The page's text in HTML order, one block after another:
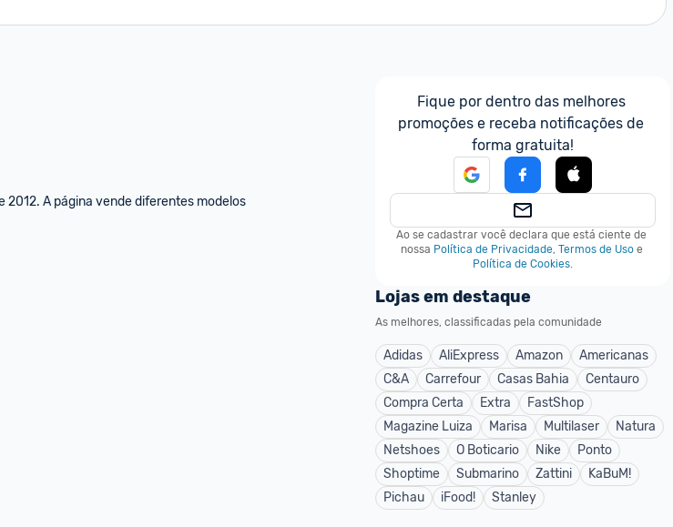
2012. A página vende diferentes modelos
Fique por dentro das melhores
promoções e receba notificações de
forma gratuita!
Ao se cadastrar você declara que está ciente de
nossa Política de Privacidade, Termos de Uso e
Política de Cookies.
Lojas em destaque
As melhores, classificadas pela comunidade
Adidas AliExpress Amazon
Americanas
C&A
Carrefour Casas Bahia
Centauro
Compra Certa
Extra
FastShop
Magazine Luiza
Marisa Multilaser
Natura
Netshoes
O Boticario Nike
Ponto
Shoptime
Submarino Zattini
KaBuM!
Pichau
iFood! Stanley